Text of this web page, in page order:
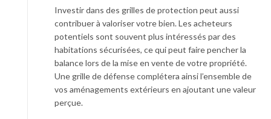
Investir dans des grilles de protection peut aussi
contribuer à valoriser votre bien. Les acheteurs
potentiels sont souvent plus intéressés par des
habitations sécurisées, ce qui peut faire pencher la
balance lors de la mise en vente de votre propriété.
Une grille de défense complétera ainsi l’ensemble de
vos aménagements extérieurs en ajoutant une valeur
perçue.